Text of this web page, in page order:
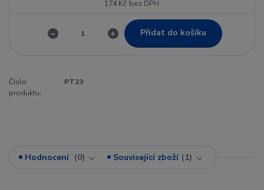
174 Kč bez DPH
Přidat do košíku
Číslo
produktu:
PT23
Hodnocení 0 Související zboží 1